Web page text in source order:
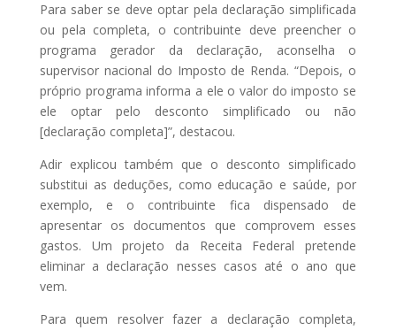
Para saber se deve optar pela declaração simplificada
ou pela completa, o contribuinte deve preencher o
programa gerador da declaração, aconselha o
supervisor nacional do Imposto de Renda. “Depois, o
próprio programa informa a ele o valor do imposto se
ele optar pelo desconto simplificado ou não
[declaração completa]”, destacou.
Adir explicou também que o desconto simplificado
substitui as deduções, como educação e saúde, por
exemplo, e o contribuinte fica dispensado de
apresentar os documentos que comprovem esses
gastos. Um projeto da Receita Federal pretende
eliminar a declaração nesses casos até o ano que
vem.
Para quem resolver fazer a declaração completa,